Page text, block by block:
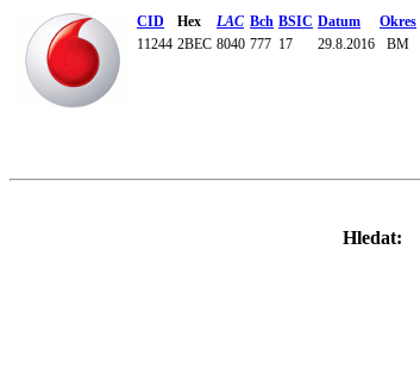
CID Hex LAC Bch BSIC Datum Okres
11244 2BEC 8040 777 17 29.8.2016 BM
Hledat: